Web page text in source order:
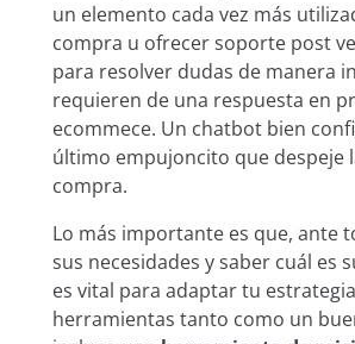
un elemento cada vez más
compra u ofrecer soporte post
para resolver dudas de manera
requieren de una respuesta en
ecommece. Un chatbot bien
último empujoncito que despeje
compra.
Lo más importante es que, ante
sus necesidades y saber cuál es
es vital para adaptar tu
herramientas tanto como un